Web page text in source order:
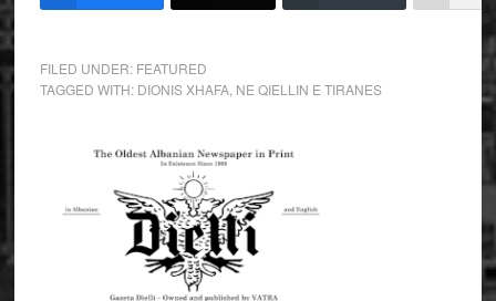
FILED UNDER: FEATURED
TAGGED WITH: DIONIS XHAFA, NE QIELLIN E TIRANES